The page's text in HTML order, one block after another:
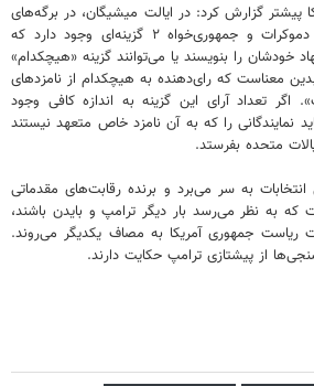
پیشتر گزارش کرد: در ایالت میشیگان، در برگه‌های
رای انتخابات مقدماتی حزب دموکرات و جمهوری‌خواه ۲ گزینه‌ای وجود دارد که
خودشان را بنویسند یا می‌توانند گزینه «هیچکدام»
معناست که رای‌دهنده به هیچکدام از نامزدهای
اگر تعداد آرای این گزینه به اندازه کافی وجود
نمایندگانی را که به آن نامزد خاص متعهد نیستند
متحده بفرستد.
به سر می‌برد و برنده رقابت‌های مقدماتی
که به نظر می‌رسد بار دیگر ترامپ و بایدن باشند،
ریاست جمهوری آمریکا به مصاف یکدیگر می‌روند.
از پیشتازی ترامپ حکایت دارند.